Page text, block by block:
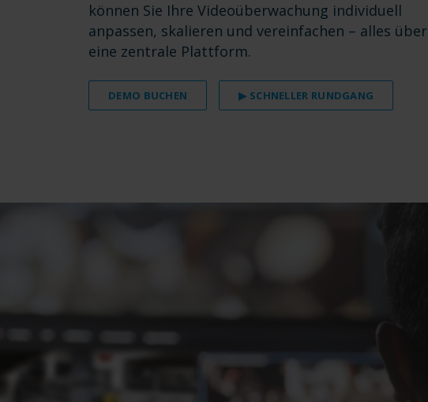
können Sie Ihre Videoüberwachung individuell
anpassen, skalieren und vereinfachen – alles über
eine zentrale Plattform.
DEMO BUCHEN ▶ SCHNELLER RUNDGANG